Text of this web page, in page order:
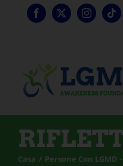
Casa Persone Con LGMD